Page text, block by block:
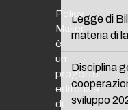
Legge di
materia di
Disciplina
sviluppo
Policy
Maker
è
un
progetto
editoriale
di